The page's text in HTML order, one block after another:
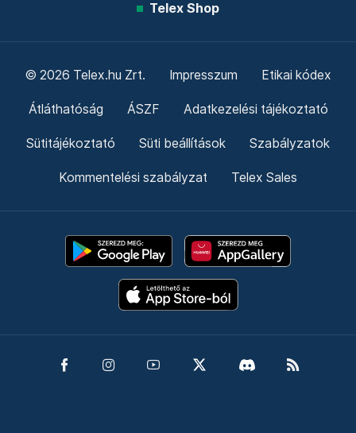
Telex Shop
© 2026 Telex.hu Zrt. Impresszum Etikai kódex
Átláthatóság ÁSZF Adatkezelési tájékoztató
Sütitájékoztató Süti beállítások Szabályzatok
Kommentelési szabályzat Telex Sales